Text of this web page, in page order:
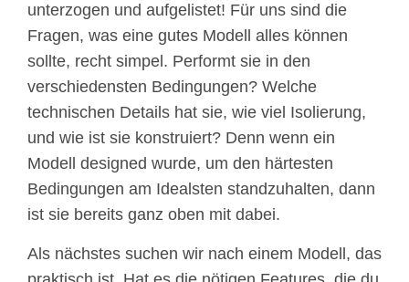
unterzogen und aufgelistet! Für uns sind die
Fragen, was eine gutes Modell alles können
sollte, recht simpel. Performt sie in den
verschiedensten Bedingungen? Welche
technischen Details hat sie, wie viel Isolierung,
und wie ist sie konstruiert? Denn wenn ein
Modell designed wurde, um den härtesten
Bedingungen am Idealsten standzuhalten, dann
ist sie bereits ganz oben mit dabei.
Als nächstes suchen wir nach einem Modell, das